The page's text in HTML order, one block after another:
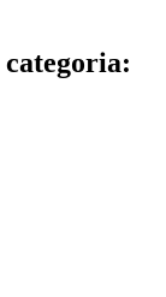
categoria: